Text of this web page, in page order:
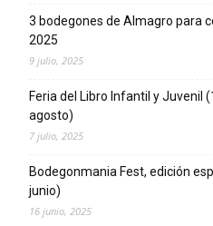
3 bodegones de Almagro para
2025
9 julio, 2025
Feria del Libro Infantil y Juvenil
agosto)
7 julio, 2025
Bodegonmania Fest, edición
junio)
16 junio, 2025